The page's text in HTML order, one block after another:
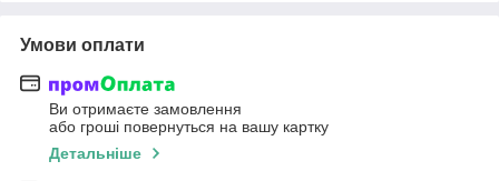
Умови оплати
Ви отримаєте замовлення
або гроші повернуться на вашу картку
Детальніше